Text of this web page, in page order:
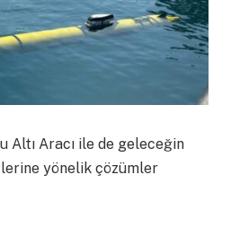
Altı Aracı ile de geleceğin
yönelik çözümler